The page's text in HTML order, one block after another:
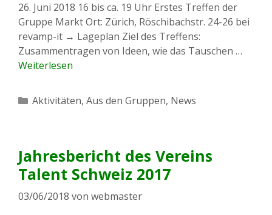
26. Juni 2018 16 bis ca. 19 Uhr Erstes Treffen der
Gruppe Markt Ort: Zürich, Röschibachstr. 24-26 bei
revamp-it → Lageplan Ziel des Treffens:
Zusammentragen von Ideen, wie das Tauschen …
Weiterlesen
Kategorien
Aktivitäten, Aus den Gruppen, News
Jahresbericht des Vereins
Talent Schweiz 2017
03/06/2018 von webmaster